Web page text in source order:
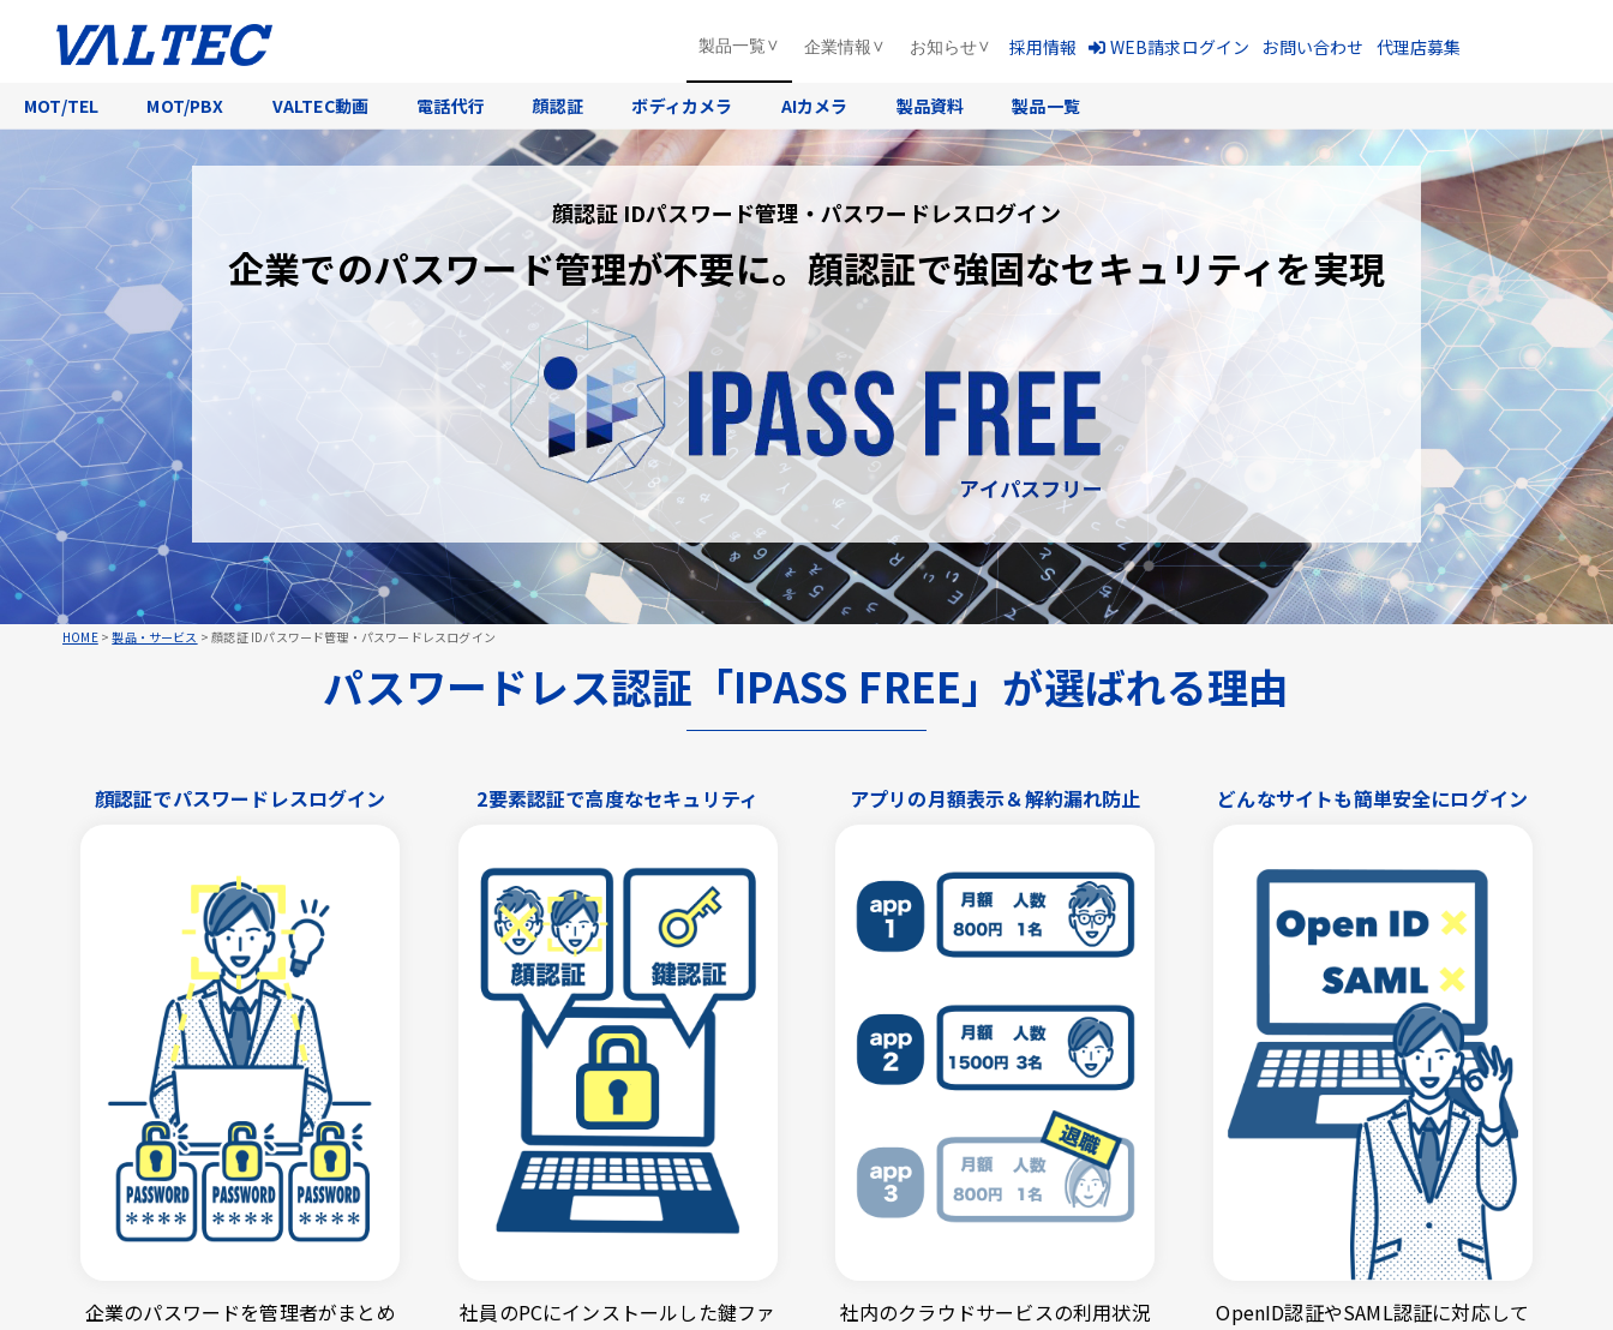
製品一覧
MOT/TEL MOT/PBX VALTEC動画 電話代行 顔認証 ボディカメラ AIカメラ 製品資料 製品一覧
企業情報 お知らせ 採用情報 WEB請求ログイン お問い合わせ 代理店募集
HOME>製品・サービス >顔認証 IDパスワード管理・パスワードレスログイン
顔認証 IDパスワード管理・パスワードレスログイン
企業でのパスワード管理が不要に。顔認証で強固なセキュリティを実現
アイパスフリー
パスワードレス認証「IPASS FREE」が選ばれる理由
顔認証でパスワードレスログイン
企業のパスワードを管理者がまとめ
2要素認証で高度なセキュリティ
社員のPCにインストールした鍵ファ
アプリの月額表示＆解約漏れ防止
社内のクラウドサービスの利用状況
どんなサイトも簡単安全にログイン
OpenID認証やSAML認証に対応して